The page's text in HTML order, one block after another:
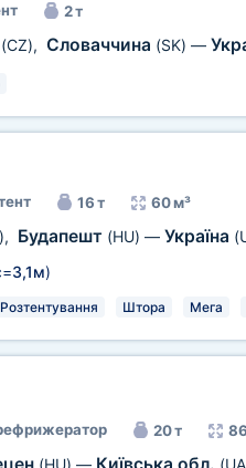
2 т
(CZ), Словаччина (SK) —
16 т 60 м³
, Будапешт (HU) — Україна
3,1м)
Розтентування Штора Мега
20 т
(HU) —